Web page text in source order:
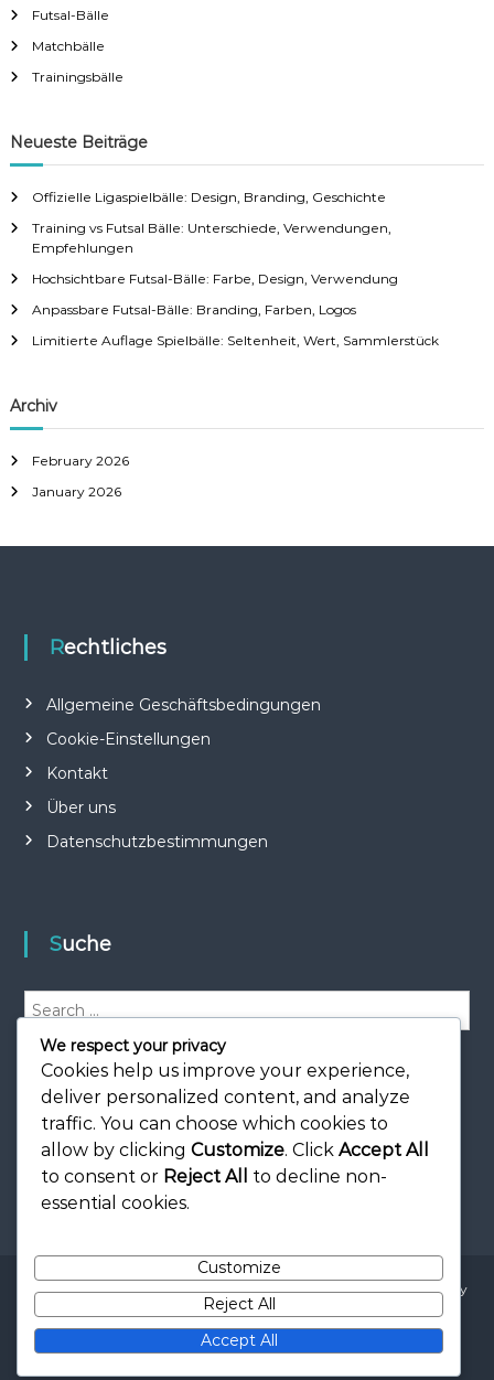
f
o
r
Futsal-Bälle
Matchbälle
Trainingsbälle
Neueste Beiträge
Offizielle Ligaspielbälle: Design, Branding, Geschichte
Training vs Futsal Bälle: Unterschiede, Verwendungen,
Empfehlungen
Hochsichtbare Futsal-Bälle: Farbe, Design, Verwendung
Anpassbare Futsal-Bälle: Branding, Farben, Logos
Limitierte Auflage Spielbälle: Seltenheit, Wert, Sammlerstück
Archiv
February 2026
January 2026
Rechtliches
Allgemeine Geschäftsbedingungen
Cookie-Einstellungen
Kontakt
Über uns
Datenschutzbestimmungen
Suche
e
S
e
a
r
c
h
Copyright © 2026docuzone.atAll rights reserved. Theme:Flash
by
ThemeGrill. Powered byWordPress
Allgemeine Geschäftsbedingungen
Kontakt
Über uns Datenschutzbestimmungen
We respect your privacy
Cookies help us improve your experience,
deliver personalized content, and analyze
traffic. You can choose which cookies to
allow by clicking Customize. Click Accept All
to consent or Reject All
to decline non-
essential cookies.
Customize
Reject All
Accept All